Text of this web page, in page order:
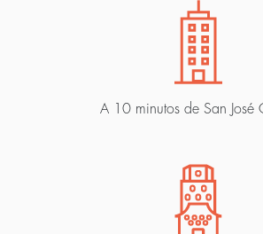
A 10 minutos de San José